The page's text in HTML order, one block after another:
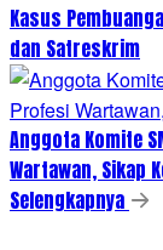
Kasus
dan Satreskrim
Anggota Komite
Wartawan, Sikap
Selengkapnya